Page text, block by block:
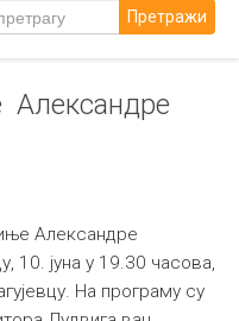
Претражи
Александре
Александре
10. јуна у 19.30 часова,
На програму су